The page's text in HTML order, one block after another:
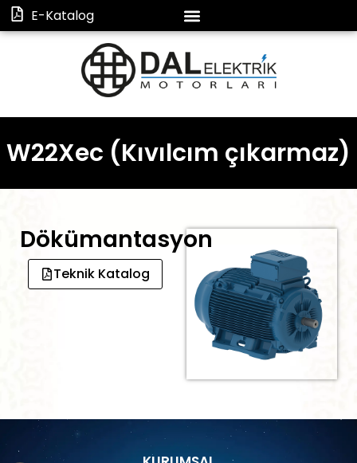
E-Katalog
W22Xec (Kıvılcım çıkarmaz)
Dökümantasyon
Teknik Katalog